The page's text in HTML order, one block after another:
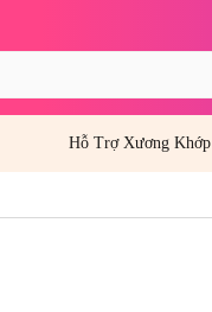
Hỗ Trợ Xương Khớp